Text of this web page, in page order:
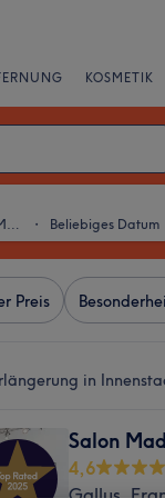
KOSMETIK
in Innenstadt I, Frankfurt am Main ・ Beliebiges Datum
Preis
in
Salon
4,6